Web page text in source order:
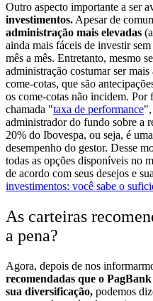
Outro aspecto importante a ser
investimentos. Apesar de
administração mais elevadas
ainda mais fáceis de investir
mês a mês. Entretanto, mesmo
administração costumar ser
come-cotas, que são
os come-cotas não incidem.
chamada "taxa de performance",
administrador do fundo sobre a
20% do Ibovespa, ou seja, é
desempenho do gestor. Desse
todas as opções disponíveis no
de acordo com seus desejos e
investimentos: você sabe o
As carteiras
a pena?
Agora, depois de nos
recomendadas que o PagBank
sua diversificação, podemos